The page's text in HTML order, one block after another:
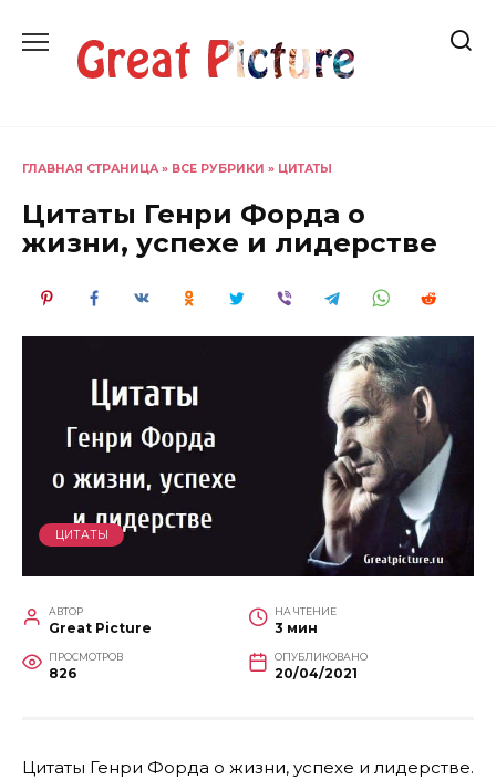
содержанию
ГЛАВНАЯ СТРАНИЦА » ВСЕ РУБРИКИ » ЦИТАТЫ
Цитаты Генри Форда о
жизни, успехе и лидерстве
ЦИТАТЫ
АВТОР
Great Picture
НА ЧТЕНИЕ
3 мин
ПРОСМОТРОВ
826
ОПУБЛИКОВАНО
20/04/2021
Цитаты Генри Форда о жизни, успехе и лидерстве.